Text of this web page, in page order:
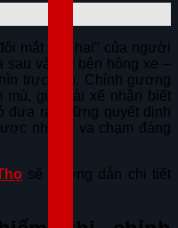
mắt thứ hai” của người
sau và hai bên hông xe –
trực tiếp. Chỉnh gương
mù, giúp tài xế nhận biết
đưa ra những quyết định
những va chạm đáng
sẽ hướng dẫn chi tiết